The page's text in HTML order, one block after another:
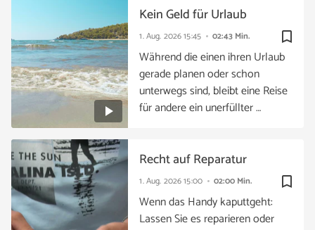
bookmark_border
1. Aug. 202615:45 02:43 Min.
Kein Geld für Urlaub
Während die einen ihren Urlaub
gerade planen oder schon
unterwegs sind, bleibt eine Reise
für andere ein unerfüllter …
bookmark_border
1. Aug. 202615:00 02:00 Min.
Recht auf Reparatur
Wenn das Handy kaputtgeht:
Lassen Sie es reparieren oder